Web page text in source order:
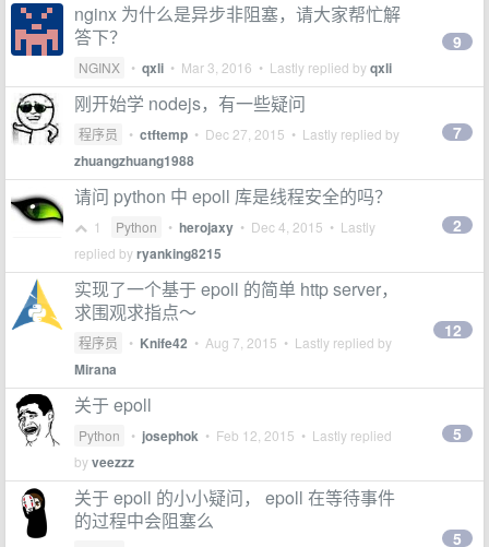
nginx 为什么是异步非阻塞，请大家帮忙解
答下？
NGINX • qxli • Mar 3, 2016 • Lastly replied byqxli
9
刚开始学 nodejs，有一些疑问
程序员 • ctftemp • Dec 27, 2015 • Lastly replied by
zhuangzhuang1988
7
请问 python 中 epoll 库是线程安全的吗？
1 Python • herojaxy • Dec 4, 2015 • Lastly
replied byryanking8215
2
实现了一个基于 epoll 的简单 http server，
求围观求指点～
程序员 • Knife42 • Aug 7, 2015 • Lastly replied by
Mirana
12
关于 epoll
Python • josephok • Feb 12, 2015 • Lastly replied
byveezzz
5
关于 epoll 的小小疑问， epoll 在等待事件
的过程中会阻塞么
5